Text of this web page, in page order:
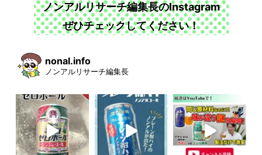
ノンアルリサーチ編集長のInstagram
ぜひチェックしてください！
nonal.info
ノンアルリサーチ編集長